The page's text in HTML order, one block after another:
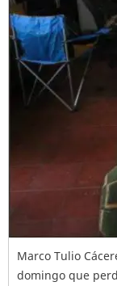
Marco Tulio
domingo que